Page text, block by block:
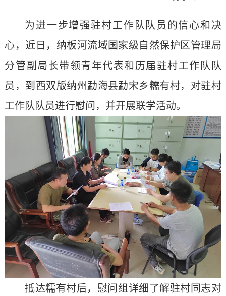
为进一步增强驻村工作队队员的信心和决
心，近日，纳板河流域国家级自然保护区管理局
分管副局长带领青年代表和历届驻村工作队队
员，到西双版纳州勐海县勐宋乡糯有村，对驻村
工作队队员进行慰问，并开展联学活动。
抵达糯有村后，慰问组详细了解驻村同志对